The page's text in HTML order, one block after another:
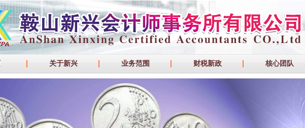
关于新兴 业务范围 财税新政 核心团队